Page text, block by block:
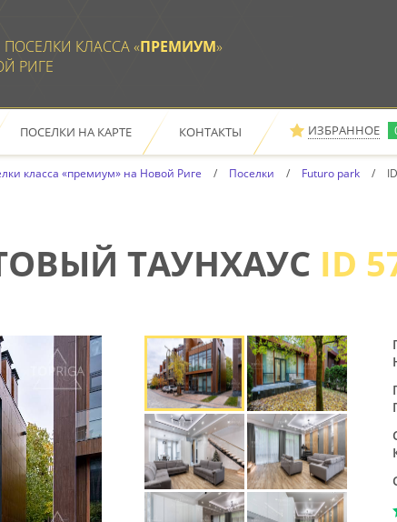
КЛАССА «ПРЕМИУМ»
РИГЕ
ПОСЕЛКИ НА КАРТЕ КОНТАКТЫ ИЗБРАННОЕ
класса «премиум» на Новой Риге Поселки Futuro park
ТАУНХАУС ID